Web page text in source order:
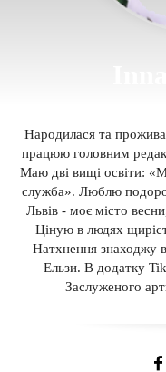
Народилася та
працюю головним
Маю дві вищі освіти:
служба». Люблю
Львів - моє місто
Ціную в людях
Натхнення знаходжу
Ельзи. В додатку
Заслуженого